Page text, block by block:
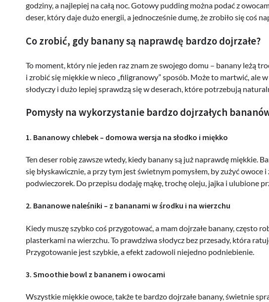
godziny, a najlepiej na całą noc. Gotowy pudding można podać z
deser, który daje dużo energii, a jednocześnie dumę, że zrobiło się coś
Co zrobić, gdy banany są naprawdę bardzo dojrzałe?
To moment, który nie jeden raz znam ze swojego domu – banany leżą
i zrobić się miękkie w nieco „filigranowy” sposób. Może to martwić, ale
słodyczy i dużo lepiej sprawdzą się w deserach, które potrzebują
Pomysły na wykorzystanie bardzo dojrzałych
1. Bananowy chlebek – domowa wersja na słodko i miękko
Ten deser robię zawsze wtedy, kiedy banany są już naprawdę miękkie.
się błyskawicznie, a przy tym jest świetnym pomysłem, by zużyć owoce
podwieczorek. Do przepisu dodaję mąkę, trochę oleju, jajka i ulubione
2. Bananowe naleśniki – z bananami w środku i na wierzchu
Kiedy muszę szybko coś przygotować, a mam dojrzałe banany, często
plasterkami na wierzchu. To prawdziwa słodycz bez przesady, która
Przygotowanie jest szybkie, a efekt zadowoli niejedno podniebienie.
3. Smoothie bowl z bananem i owocami
Wszystkie miękkie owoce, także te bardzo dojrzałe banany, świetnie